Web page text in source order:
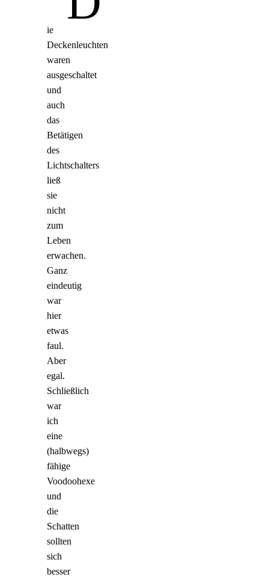
ie
Deckenleuchten
waren
ausgeschaltet
und
auch
das
Betätigen
des
Lichtschalters
ließ
sie
nicht
zum
Leben
erwachen.
Ganz
eindeutig
war
hier
etwas
faul.
Aber
egal.
Schließlich
war
ich
eine
(halbwegs)
fähige
Voodoohexe
und
die
Schatten
sollten
sich
besser